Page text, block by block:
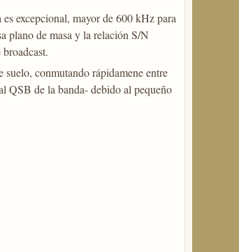
excepcional, mayor de 600 kHz para
plano de masa y la relación S/N
conmutando rápidamene entre
QSB de la banda- debido al pequeño